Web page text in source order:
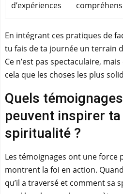
d’expériences
En intégrant ces pratiques de
tu fais de ta journée un terrain
Ce n’est pas spectaculaire,
cela que les choses les plus
Quels
peuvent inspirer
spiritualité ?
Les témoignages ont une force
montrent la foi en action.
qu’il a traversé et comment sa